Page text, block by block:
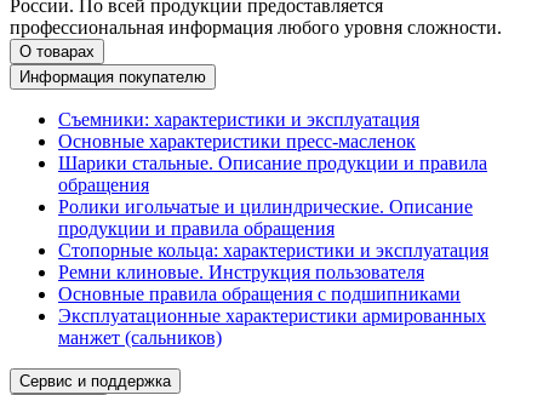
России. По всей продукции предоставляется
профессиональная информация любого уровня сложности.
О товарах
Информация покупателю
Съемники: характеристики и эксплуатация
Основные характеристики пресс‑масленок
Шарики стальные. Описание продукции и правила
обращения
Ролики игольчатые и цилиндрические. Описание
продукции и правила обращения
Стопорные кольца: характеристики и эксплуатация
Ремни клиновые. Инструкция пользователя
Основные правила обращения с подшипниками
Эксплуатационные характеристики армированных
манжет (сальников)
Сервис и поддержка